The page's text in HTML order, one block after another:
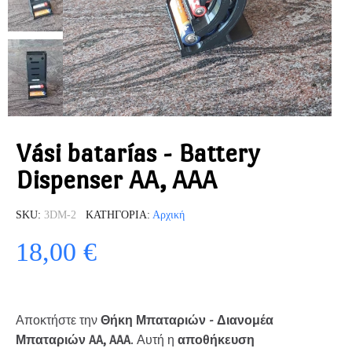
Vási batarías - Battery
Dispenser AA, AAA
SKU 3DM-2 ΚΑΤΗΓΟΡΊΑ Αρχική
18,00 €
Αποκτήστε την Θήκη Μπαταριών - Διανομέα
Μπαταριών AA, AAA. Αυτή η αποθήκευση